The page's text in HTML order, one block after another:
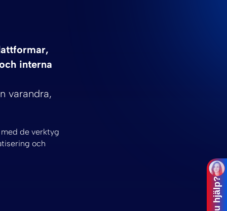
interna
varandra,
de verktyg
och